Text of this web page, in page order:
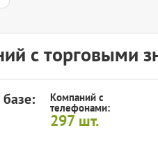
с торговыми
Компаний с
телефонами:
297 шт.